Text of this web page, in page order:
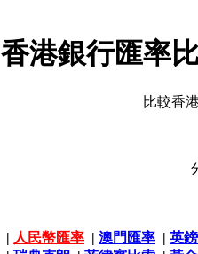
香港銀行匯率
比較香
| 人民幣匯率 | 澳門匯率 | 英